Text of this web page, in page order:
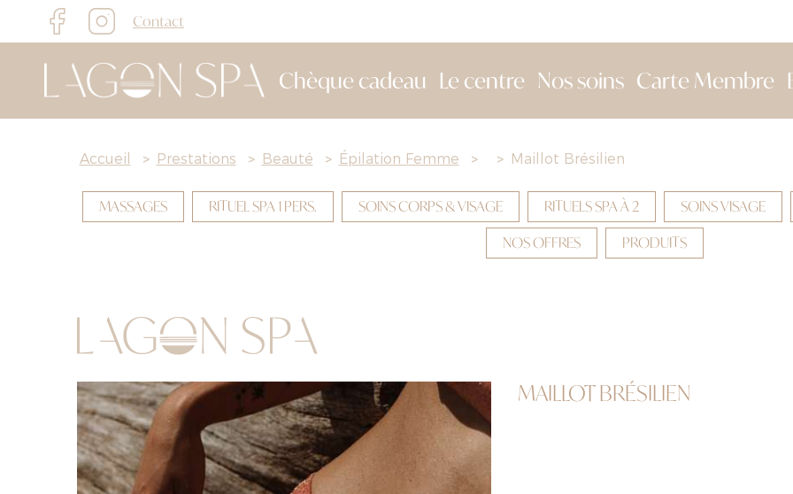
Contact
Chèque cadeau Le centre Nos soins Carte Membre
Accueil > Prestations > Beauté > Épilation Femme > > Maillot Brésilien
MASSAGES RITUEL SPA 1 PERS. SOINS CORPS & VISAGE RITUELS SPA À 2 SOINS VISAGE
NOS OFFRES
PRODUITS
MAILLOT BRÉSILIEN